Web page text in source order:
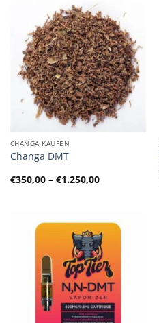
CHANGA KAUFEN
Changa DMT
€350,00 – €1.250,00Preisspanne: